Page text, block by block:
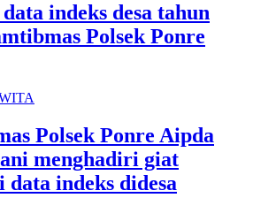
indeks desa tahun
Polsek Ponre
Polsek Ponre Aipda
menghadiri giat
data indeks didesa